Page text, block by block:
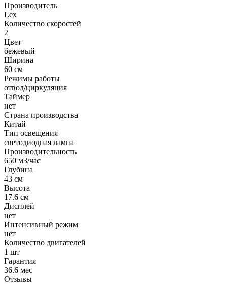
Производитель
Lex
Количество скоростей
2
Цвет
бежевый
Ширина
60 см
Режимы работы
отвод/циркуляция
Таймер
нет
Страна производства
Китай
Тип освещения
светодиодная лампа
Производительность
650 м3/час
Глубина
43 см
Высота
17.6 см
Дисплей
нет
Интенсивный режим
нет
Количество двигателей
1 шт
Гарантия
36.6 мес
Отзывы